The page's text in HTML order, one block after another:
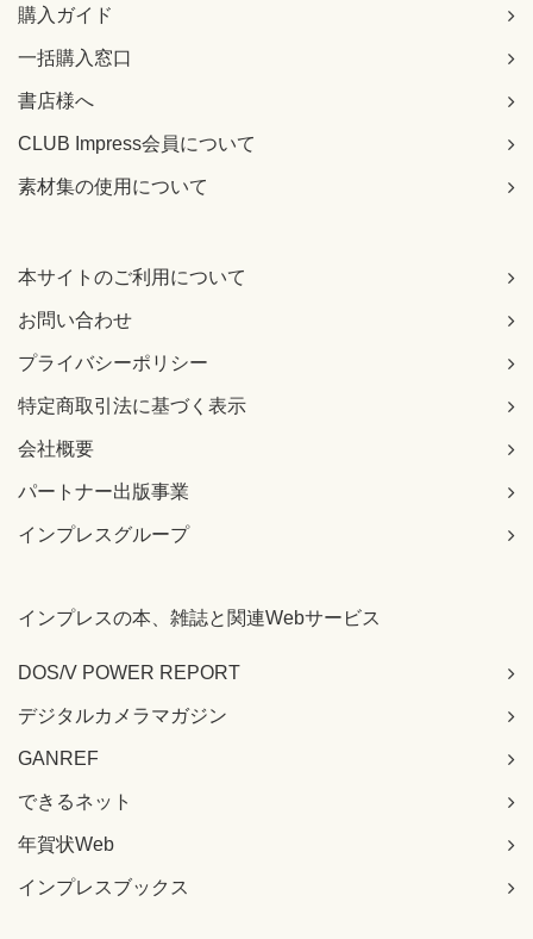
購入ガイド
一括購入窓口
書店様へ
CLUB Impress会員について
素材集の使用について
本サイトのご利用について
お問い合わせ
プライバシーポリシー
特定商取引法に基づく表示
会社概要
パートナー出版事業
インプレスグループ
インプレスの本、雑誌と関連Webサービス
DOS/V POWER REPORT
デジタルカメラマガジン
GANREF
できるネット
年賀状Web
インプレスブックス